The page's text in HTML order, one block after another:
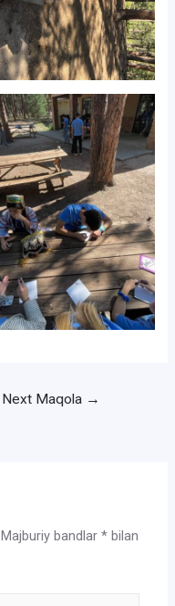
Next Maqola →
Majburiy bandlar* bilan